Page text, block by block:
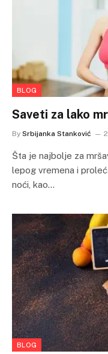
BLOG
Saveti za lako
By Srbijanka Stanković
Šta je najbolje za
lepog vremena i
noći, kao…
BLOG